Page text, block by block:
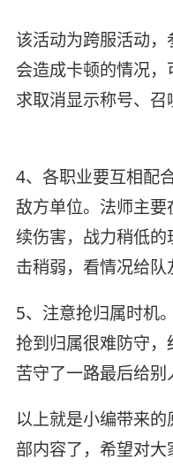
该活动为跨服活动
会造成卡顿的情况
求取消显示称号、召
4、各职业要互相配
敌方单位。法师主
续伤害，战力稍低
击稍弱，看情况给队
5、注意抢归属时机
抢到归属很难防守
苦守了一路最后给别
以上就是小编带来
部内容了，希望对